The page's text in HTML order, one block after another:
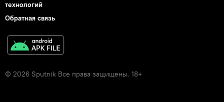
технологий
Обратная связь
© 2026 Sputnik Все права защищены. 18+